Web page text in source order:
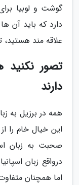
گوشت و لوبیا
دارد که باید آن
علاقه مند هستید،
تصور نکنید
دارند
همه در برزیل به
این خیال خام را
صحبت به زبان
درواقع زبان
اما همچنان